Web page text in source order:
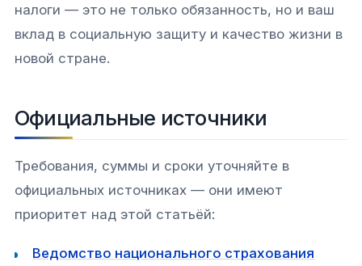
налоги — это не только обязанность, но и ваш
вклад в социальную защиту и качество жизни в
новой стране.
Официальные источники
Требования, суммы и сроки уточняйте в
официальных источниках — они имеют
приоритет над этой статьёй:
Ведомство национального страхования